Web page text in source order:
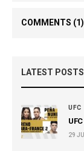
COMMENTS (1)
LATEST POSTS
UFC
29